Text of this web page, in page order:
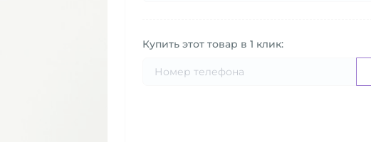
Купить этот товар в 1 клик: